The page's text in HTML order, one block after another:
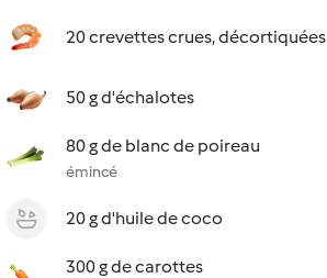
20 crevettes crues, décortiquées
50 g d'échalotes
80 g de blanc de poireau
émincé
20 g d'huile de coco
300 g de carottes